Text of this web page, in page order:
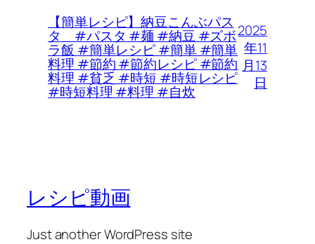
【簡単レシピ】納豆こんぶパス
タ #パスタ #麺 #納豆 #ズボ
ラ飯 #簡単レシピ #簡単 #簡単
料理 #節約 #節約レシピ #節約
料理 #貧乏 #時短 #時短レシピ
#時短料理 #料理 #自炊
2025
年11
月13
日
レシピ動画
Just another WordPress site